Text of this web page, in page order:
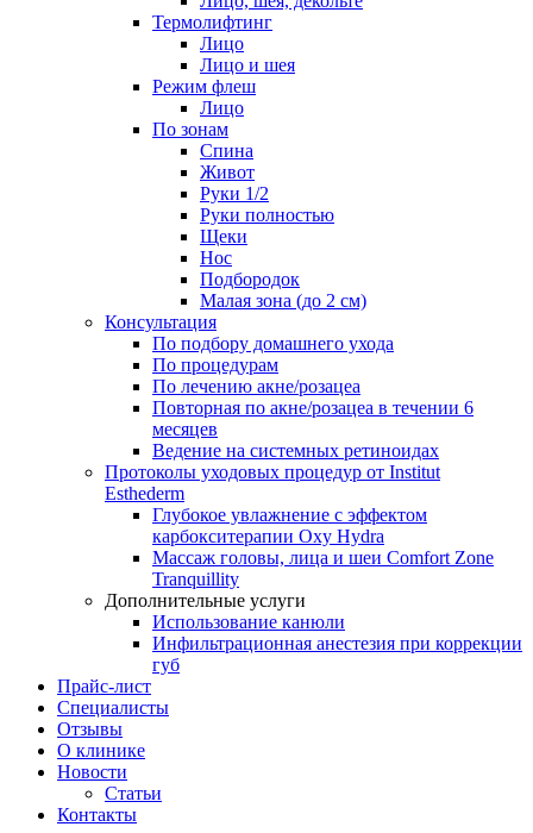
Термолифтинг
Лицо
Лицо и шея
Режим флеш
Лицо
По зонам
Спина
Живот
Руки 1/2
Руки полностью
Щеки
Нос
Подбородок
Малая зона (до 2 см)
Консультация
По подбору домашнего ухода
По процедурам
По лечению акне/розацеа
Повторная по акне/розацеа в течении 6
месяцев
Ведение на системных ретиноидах
Протоколы уходовых процедур от Institut
Esthederm
Глубокое увлажнение с эффектом
карбокситерапии Oxy Hydra
Массаж головы, лица и шеи Comfort Zone
Tranquillity
Дополнительные услуги
Использование канюли
Инфильтрационная анестезия при коррекции
губ
Прайс-лист
Специалисты
Отзывы
О клинике
Новости
Статьи
Контакты